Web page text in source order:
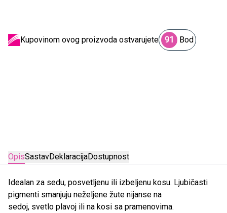
Kupovinom ovog proizvoda ostvarujete 91 Bod
OpisSastavDeklaracijaDostupnost
Idealan za sedu, posvetljenu ili izbeljenu kosu. Ljubičasti
pigmenti smanjuju neželjene žute nijanse na
sedoj, svetlo plavoj ili na kosi sa pramenovima.